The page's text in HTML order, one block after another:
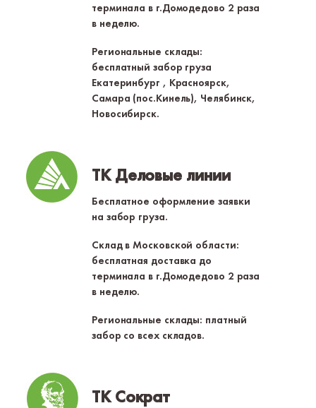
терминала в г.Домодедово 2 раза
в неделю.
Региональные склады:
бесплатный забор груза
Екатеринбург , Красноярск,
Самара (пос.Кинель), Челябинск,
Новосибирск.
ТК Деловые линии
Бесплатное оформление заявки
на забор груза.
Склад в Московской области:
бесплатная доставка до
терминала в г.Домодедово 2 раза
в неделю.
Региональные склады: платный
забор со всех складов.
ТК Сократ